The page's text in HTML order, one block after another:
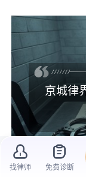
京城律
找律师 免费诊断